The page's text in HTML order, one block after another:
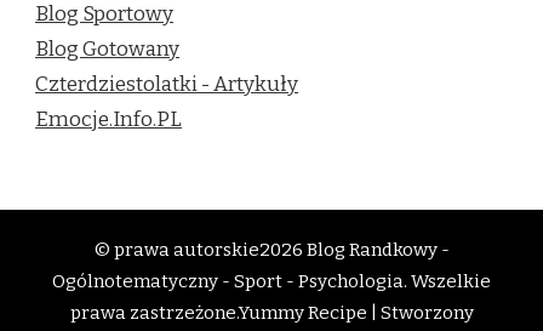
Blog Sportowy
Blog Gotowany
Czterdziestolatki - Artykuły
Emocje.Info.PL
© prawa autorskie2026 Blog Randkowy -
Ogólnotematyczny - Sport - Psychologia. Wszelkie
prawa zastrzeżone.Yummy Recipe | Stworzony